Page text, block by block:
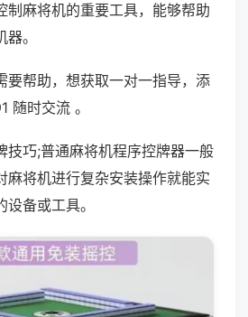
制麻将机的重要工具，能够帮助
。
要帮助，想获取一对一指导，添
随时交流 。
技巧;普通麻将机程序控牌器一般
麻将机进行复杂安装操作就能实
备或工具。